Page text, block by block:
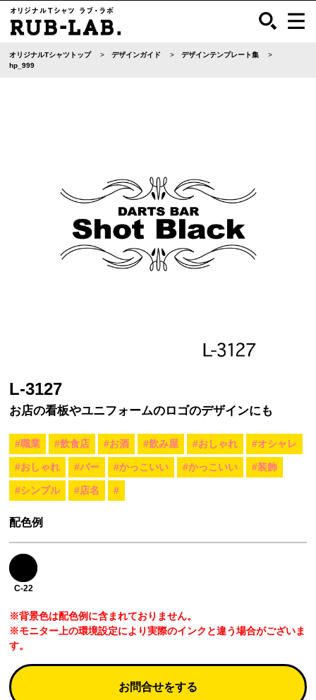
オリジナルTシャツトップ デザインガイド
デザインテンプレート集
hp_999
L-3127
お店の看板やユニフォームのロゴのデザインにも
#職業 #飲食店 #お酒 #飲み屋 #おしゃれ #オシャレ
#おしゃれ #バー #かっこいい #かっこいい #装飾
#シンプル #店名 #
配色例
C-22
※背景色は配色例に含まれておりません。
※モニター上の環境設定により実際のインクと違う場合がございま
す。
お問合せをする